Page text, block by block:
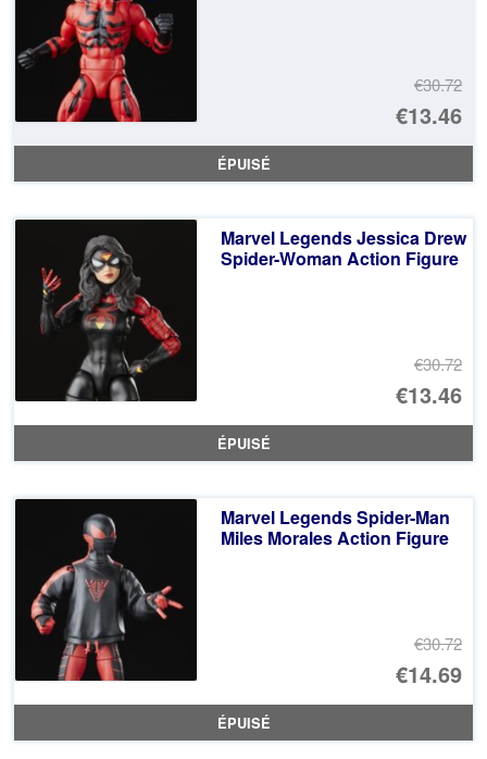
€30.72
Le
€13.46
Le
ÉPUISÉ
Marvel Legends Jessica Drew
Spider-Woman Action Figure
€30.72
Le
€13.46
Le
ÉPUISÉ
Marvel Legends Spider-Man
Miles Morales Action Figure
€30.72
Le
€14.69
Le
ÉPUISÉ